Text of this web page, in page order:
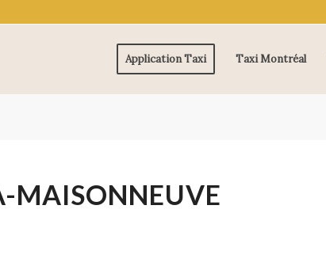
Application Taxi Taxi Montréal
MAISONNEUVE